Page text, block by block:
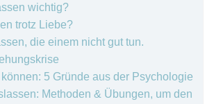
wichtig?
trotz Liebe?
die einem nicht gut tun.
5 Gründe aus der Psychologie
Methoden & Übungen, um den